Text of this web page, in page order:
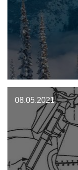
08.05.2021